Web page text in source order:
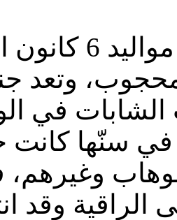
جنات مطربة مغربية
محجوب، وتعد
في سنّها كانت
وقد